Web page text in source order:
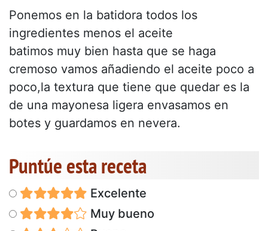
Ponemos en la batidora todos los
ingredientes menos el aceite
batimos muy bien hasta que se haga
cremoso vamos añadiendo el aceite poco a
poco,la textura que tiene que quedar es la
de una mayonesa ligera envasamos en
botes y guardamos en nevera.
Puntúe esta receta
Excelente
Muy bueno